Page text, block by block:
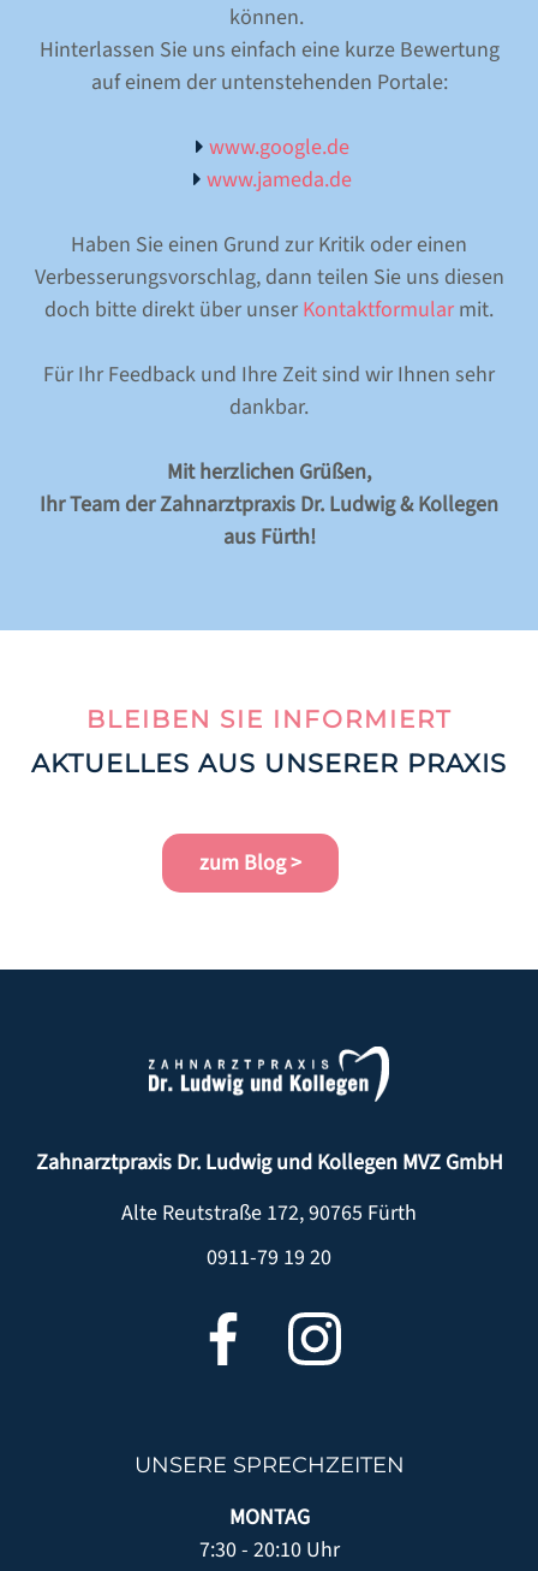
können.
Hinterlassen Sie uns einfach eine kurze Bewertung
auf einem der untenstehenden Portale:
www.google.de
www.jameda.de
Haben Sie einen Grund zur Kritik oder einen
Verbesserungsvorschlag, dann teilen Sie uns diesen
doch bitte direkt über unserKontaktformular mit.
Für Ihr Feedback und Ihre Zeit sind wir Ihnen sehr
dankbar.
Mit herzlichen Grüßen,
Ihr Team der Zahnarztpraxis Dr. Ludwig & Kollegen
aus Fürth!
BLEIBEN SIE INFORMIERT
AKTUELLES AUS UNSERER PRAXIS
zum Blog >
Zahnarztpraxis Dr. Ludwig und Kollegen MVZ GmbH
Alte Reutstraße 172,90765 Fürth
0911-79 19 20
UNSERE SPRECHZEITEN
MONTAG
7:30 - 20:10 Uhr